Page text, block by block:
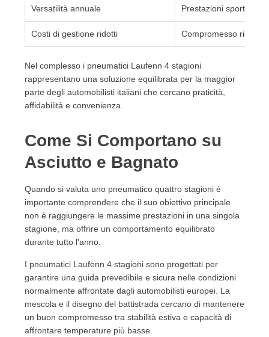
Versatilità annuale Prestazioni sportive
Costi di gestione ridotti Compromesso
Nel complesso i pneumatici Laufenn 4 stagioni
rappresentano una soluzione equilibrata per la maggior
parte degli automobilisti italiani che cercano praticità,
affidabilità e convenienza.
Come Si Comportano su
Asciutto e Bagnato
Quando si valuta uno pneumatico quattro stagioni è
importante comprendere che il suo obiettivo principale
non è raggiungere le massime prestazioni in una singola
stagione, ma offrire un comportamento equilibrato
durante tutto l'anno.
I pneumatici Laufenn 4 stagioni sono progettati per
garantire una guida prevedibile e sicura nelle condizioni
normalmente affrontate dagli automobilisti europei. La
mescola e il disegno del battistrada cercano di mantenere
un buon compromesso tra stabilità estiva e capacità di
affrontare temperature più basse.